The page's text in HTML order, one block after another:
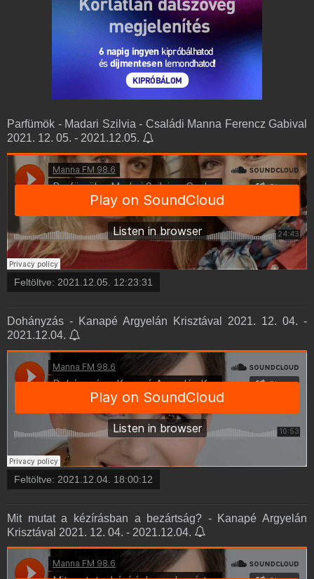
Parfümök - Madari Szilvia - Családi Manna Ferencz Gabival
2021. 12. 05. - 2021.12.05.
Feltöltve: 2021.12.05. 12:23:31
Dohányzás - Kanapé Argyelán Krisztával 2021. 12. 04. -
2021.12.04.
Feltöltve: 2021.12.04. 18:00:12
Mit mutat a kézírásban a bezártság? - Kanapé Argyelán
Krisztával 2021. 12. 04. - 2021.12.04.